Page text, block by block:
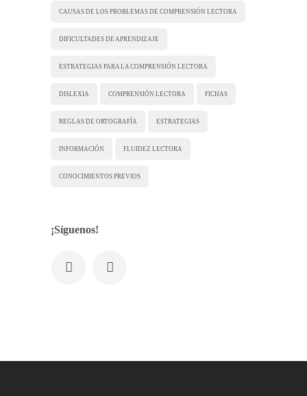
CAUSAS DE LOS PROBLEMAS DE COMPRENSIÓN LECTORA
DIFICULTADES DE APRENDIZAJE
ESTRATEGIAS PARA LA COMPRENSIÓN LECTORA
DISLEXIA COMPRENSIÓN LECTORA FICHAS
REGLAS DE ORTOGRAFÍA ESTRATEGIAS
INFORMACIÓN FLUIDEZ LECTORA
CONOCIMIENTOS PREVIOS
¡Síguenos!